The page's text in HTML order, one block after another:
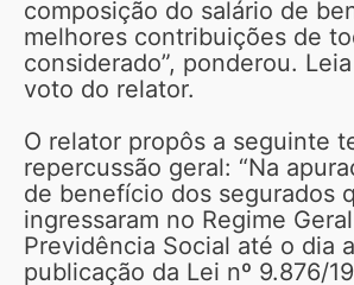
composição do salário de
melhores contribuições de
considerado”, ponderou.
voto do relator.
O relator propôs a seguinte
repercussão geral: “Na
de benefício dos segurados
ingressaram no Regime
Previdência Social até o dia
publicação da Lei nº 9.876/